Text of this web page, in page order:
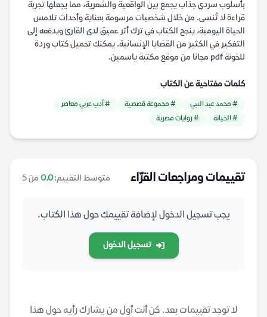
بأسلوب سردي جذاب يجمع بين الواقعية والشعرية، مما يجعلها تجربة
قراءة لا تُنسى. من خلال شخصيات مرسومة بعناية وأحداث تلامس
الحياة اليومية، ينجح الكتاب في ترك أثر عميق لدى القارئ ويدفعه إلى
التفكير في الكثير من القضايا الإنسانية. يمكنك تحميل كتاب وردة
للخونة pdf مجانا من موقع مكتبة ياسمين.
كلمات مفتاحية عن الكتاب
# محمد عبد النبي # مجموعة قصصية
# أدب عربي معاصر
# الخيانة
# روايات مصرية
تقييمات ومراجعات القرّاء متوسط التقييم:0.0 من 5
يجب تسجيل الدخول لإضافة تقييمك حول هذا الكتاب.
تسجيل الدخول
لا توجد تقييمات بعد. كن أنت أول من يشارك رأيه حول هذا